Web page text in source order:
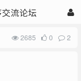
流论坛
2685 0 2